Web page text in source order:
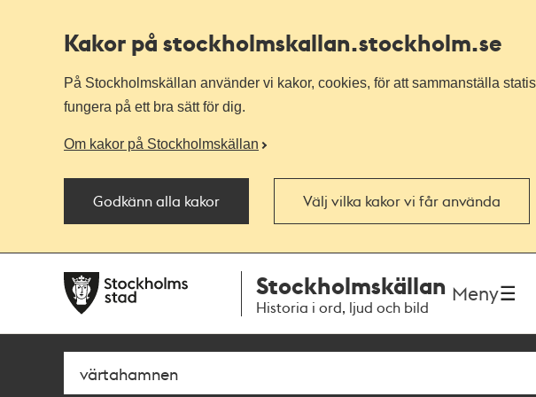
Kakor på stockholmskallan.stockholm.se
På Stockholmskällan använder vi kakor, cookies, för att sammanställa
fungera på ett bra sätt för dig.
Om kakor på Stockholmskällan
Godkänn alla kakor Välj vilka kakor vi får använda
navigationen
huvudinnehållet
Stockholmskällan
Historia i ord, ljud och bild
Meny
Sök